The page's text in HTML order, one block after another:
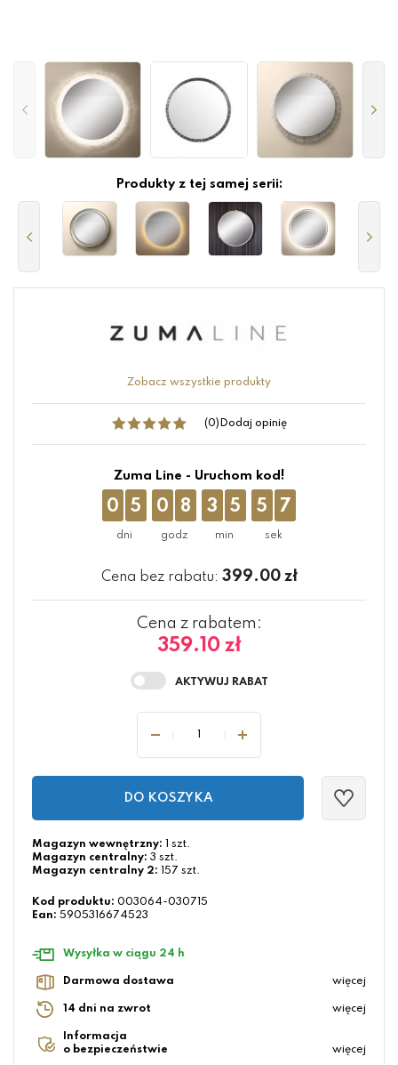
Produkty z tej samej serii:
Zobacz wszystkie produkty
(0) Dodaj opinię
Zuma Line - Uruchom kod!
0 5 0 8 3 5 5 7
Cena bez rabatu: 399.00 zł
Cena z rabatem:
359.10 zł
DO KOSZYKA
Magazyn wewnętrzny: 1 szt.
Magazyn centralny: 3 szt.
Magazyn centralny 2: 157 szt.
Kod produktu: 003064-030715
Ean: 5905316674523
Wysyłka w ciągu 24 h
Darmowa dostawa więcej
14 dni na zwrot więcej
Informacja
o bezpieczeństwie
więcej